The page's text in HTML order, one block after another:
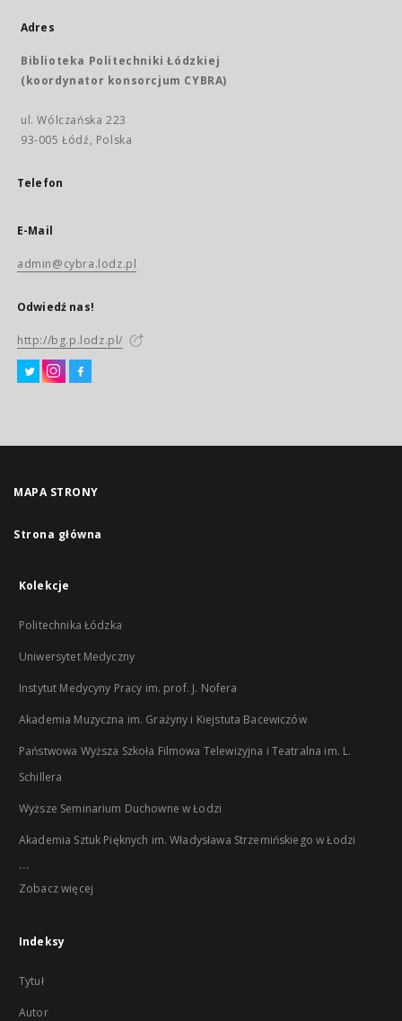
Adres
Biblioteka Politechniki Łódzkiej
(koordynator konsorcjum CYBRA)
ul. Wólczańska 223
93-005 Łódź, Polska
Telefon
E-Mail
admin@cybra.lodz.pl
Odwiedź nas!
http://bg.p.lodz.pl/
MAPA STRONY
Strona główna
Kolekcje
Politechnika Łódzka
Uniwersytet Medyczny
Instytut Medycyny Pracy im. prof. J. Nofera
Akademia Muzyczna im. Grażyny i Kiejstuta Bacewiczów
Państwowa Wyższa Szkoła Filmowa Telewizyjna i Teatralna im. L.
Schillera
Wyższe Seminarium Duchowne w Łodzi
Akademia Sztuk Pięknych im. Władysława Strzemińskiego w Łodzi
...
Zobacz więcej
Indeksy
Tytuł
Autor